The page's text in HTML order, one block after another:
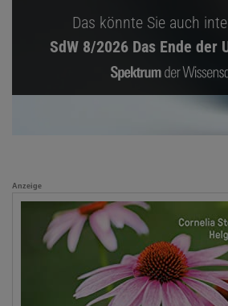
Das könnte Sie auch
SdW 8/2026 Das Ende der
Anzeige